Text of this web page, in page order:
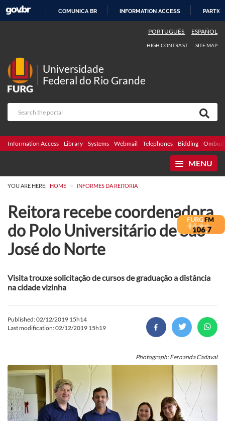
COMUNICA BR INFORMATION ACCESS
PORTUGUÊS ESPAÑOL
HIGH CONTRAST SITE MAP
Universidade
Federal do Rio Grande
Information Access Library Systems Webmail Telephones Bidding
MENU
YOU ARE HERE: HOME > INFORMES DA REITORIA
Reitora recebe coordenadora
do Polo Universitário de São
José do Norte
Visita trouxe solicitação de cursos de graduação a distância
na cidade vizinha
Published: 02/12/2019 15h14
Last modification: 02/12/2019 15h19
Photograph: Fernanda Cadaval